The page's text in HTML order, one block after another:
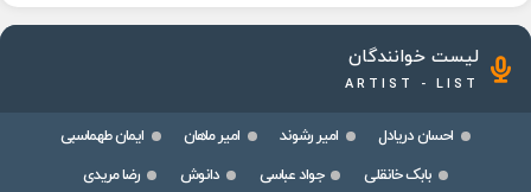
لیست خوانندگان
ARTIST - LIST
احسان دریادل امیر رشوند امیر ماهان
ایمان طهماسبی
بابک خانقلی
جواد عباسی دانوش
رضا مریدی